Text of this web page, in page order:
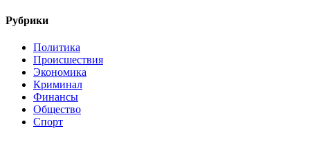
Рубрики
Политика
Происшествия
Экономика
Криминал
Финансы
Общество
Спорт